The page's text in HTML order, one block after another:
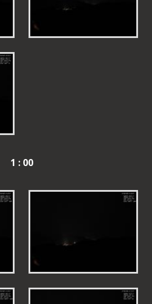
1 : 00